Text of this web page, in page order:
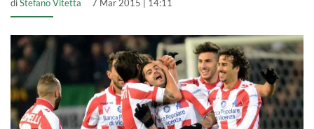
diStefano Vitetta 7 Mar 2015 | 14:11